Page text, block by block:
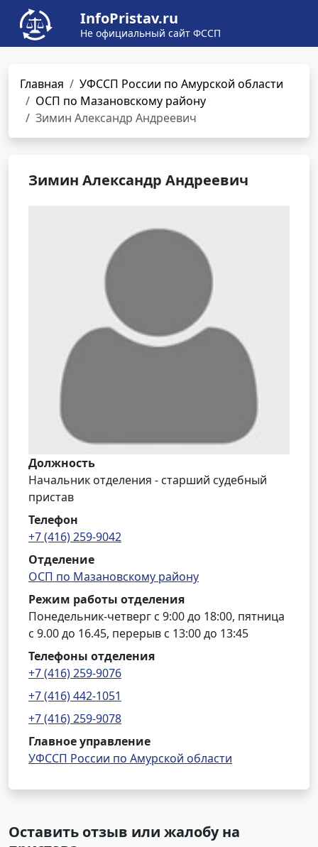
InfoPristav.ru
Не официальный сайт ФССП
Главная
УФССП России по Амурской области
ОСП по Мазановскому району
Зимин Александр Андреевич
Зимин Александр Андреевич
Должность
Начальник отделения - старший судебный
пристав
Телефон
+7 (416) 259-9042
Отделение
ОСП по Мазановскому району
Режим работы отделения
Понедельник-четверг с 9:00 до 18:00, пятница
с 9.00 до 16.45, перерыв с 13:00 до 13:45
Телефоны отделения
+7 (416) 259-9076
+7 (416) 442-1051
+7 (416) 259-9078
Главное управление
УФССП России по Амурской области
Оставить отзыв или жалобу на